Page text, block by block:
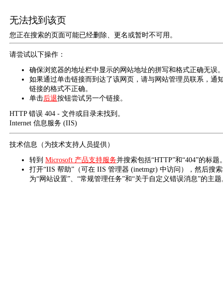
无法找到该页
您正在搜索的页面可能已经删除、更名或暂时不可用。
请尝试以下操作：
确保浏览器的地址栏中显示的网站地址的拼写和格式正确无误
如果通过单击链接而到达了该网页，请与网站管理员联系，通
链接的格式不正确。
单击后退按钮尝试另一个链接。
HTTP 错误 404 - 文件或目录未找到。
Internet 信息服务 (IIS)
技术信息（为技术支持人员提供）
转到 Microsoft 产品支持服务并搜索包括“HTTP”和“404”的标题
打开“IIS 帮助”（可在 IIS 管理器 (inetmgr) 中访问），然后搜
为“网站设置”、“常规管理任务”和“关于自定义错误消息”的主题